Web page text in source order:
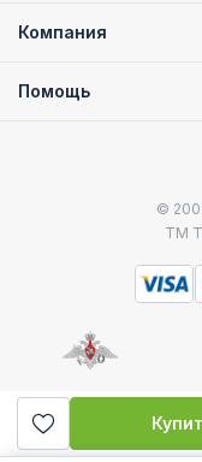
Компания
Помощь
©
ТМ
Министерство